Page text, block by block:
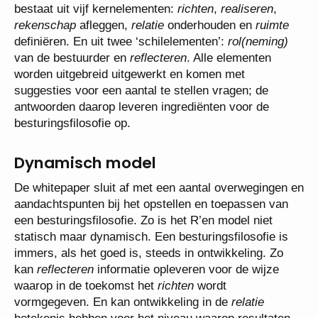
bestaat uit vijf kernelementen: richten, realiseren,
rekenschap afleggen, relatie onderhouden en ruimte
definiëren. En uit twee ‘schilelementen’: rol(neming)
van de bestuurder en reflecteren. Alle elementen
worden uitgebreid uitgewerkt en komen met
suggesties voor een aantal te stellen vragen; de
antwoorden daarop leveren ingrediënten voor de
besturingsfilosofie op.
Dynamisch model
De whitepaper sluit af met een aantal overwegingen en
aandachtspunten bij het opstellen en toepassen van
een besturingsfilosofie. Zo is het R’en model niet
statisch maar dynamisch. Een besturingsfilosofie is
immers, als het goed is, steeds in ontwikkeling. Zo
kan reflecteren informatie opleveren voor de wijze
waarop in de toekomst het richten wordt
vormgegeven. En kan ontwikkeling in de relatie